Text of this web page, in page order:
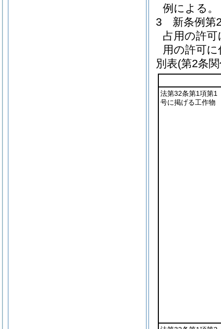
例による。
3
新条例第
占用の許
用の許可
別表(第2条
法第32条第1項第1
号に掲げる工作物